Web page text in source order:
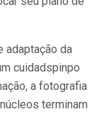
adaptação da
cuidadspinpo
a fotografia
terminam